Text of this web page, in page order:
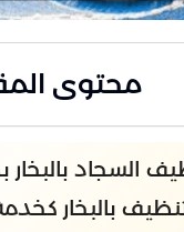
محتوى
السجاد
بالبخار